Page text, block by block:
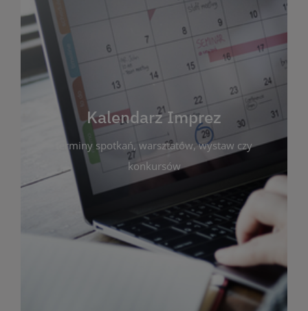
Kalendarz Imprez
terminy spotkań, warsztatów, wystaw czy
konkursów
Kalendarz Imprez
Zakładka ta gromadzi wszystkie planowane
wydarzenia kulturalne i edukacyjne organizowane
przez bibliotekę. Możesz tu sprawdzić terminy
spotkań, warsztatów, wystaw czy konkursów.
Dzięki przejrzystemu kalendarzowi łatwo
zaplanujesz udział w interesujących Cię
wydarzeniach. Aktualizujemy harmonogram na
bieżąco, by zawsze był zgodny z planem pracy
biblioteki. Zapraszamy do śledzenia i uczestnictwa
w życiu kulturalnym miasta!
WIĘCEJ